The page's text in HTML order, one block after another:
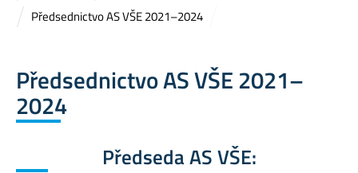
Předsednictvo AS VŠE 2021–2024
Předsednictvo AS VŠE 2021–
2024
Předseda AS VŠE: